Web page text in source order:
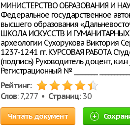
МИНИСТЕРСТВО ОБРАЗОВАНИЯ И
Федеральное государственное
высшего образования
ШКОЛА ИСКУССТВ И ГУМАНИТАРНЫХ
археологии Сухорукова Виктория
1237-1241 гг. КУРСОВАЯ РАБОТА
(подпись) Руководитель доцент, к.и.н
Регистрационный № ________ ___________
Рейтинг:
Слов: 7,277 • Страниц: 30
Читать документ